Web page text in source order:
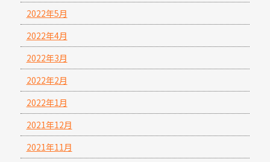
2022年5月
2022年4月
2022年3月
2022年2月
2022年1月
2021年12月
2021年11月